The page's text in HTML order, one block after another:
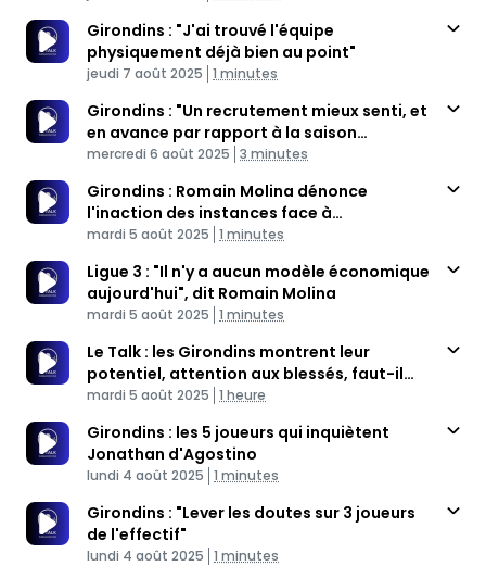
Girondins : "J'ai trouvé l'équipe
physiquement déjà bien au point"
Published At
jeudi 7 août 2025 Time
1 minutes
Girondins : "Un recrutement mieux senti, et
en avance par rapport à la saison
dernière"
Published At
mercredi 6 août 2025 Time
3 minutes
Girondins : Romain Molina dénonce
l'inaction des instances face à
l'hécatombe des clubs français
Published At
mardi 5 août 2025 Time
1 minutes
Ligue 3 : "Il n'y a aucun modèle économique
aujourd'hui", dit Romain Molina
Published At
mardi 5 août 2025 Time
1 minutes
Le Talk : les Girondins montrent leur
potentiel, attention aux blessés, faut-il
signer V.Nsimba ?
Published At
mardi 5 août 2025 Time
1 heure
Girondins : les 5 joueurs qui inquiètent
Jonathan d'Agostino
Published At
lundi 4 août 2025 Time
1 minutes
Girondins : "Lever les doutes sur 3 joueurs
de l'effectif"
Published At
lundi 4 août 2025 Time
1 minutes